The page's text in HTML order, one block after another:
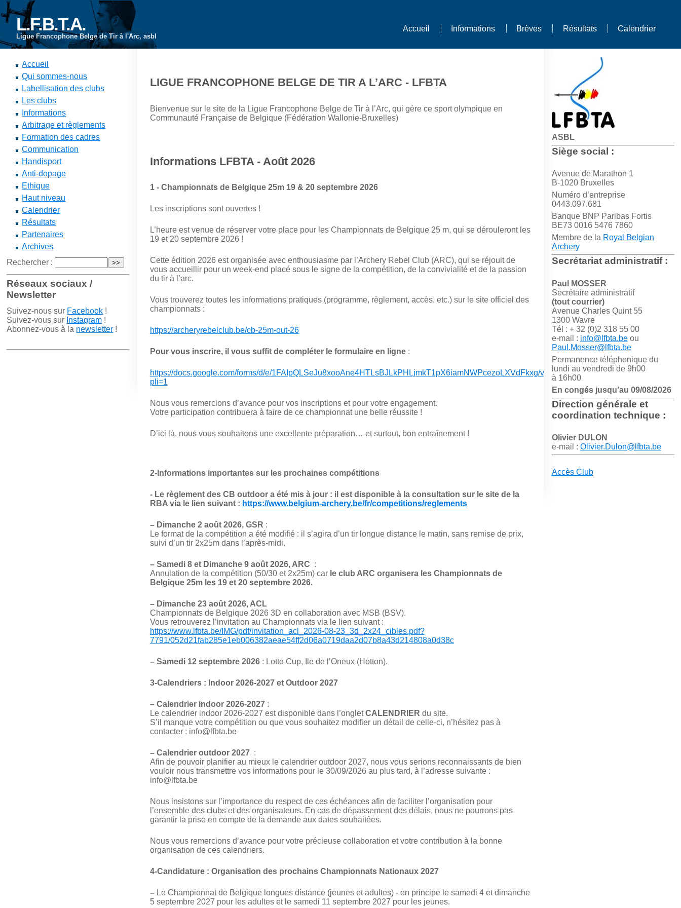
L.F.B.T.A.
Ligue Francophone Belge de Tir à l'Arc, asbl
Accueil Informations Brèves Résultats Calendrier
ASBL
Siège social :
Avenue de Marathon 1
B-1020 Bruxelles
Numéro d’entreprise
0443.097.681
Banque BNP Paribas Fortis
BE73 0016 5476 7860
Membre de la Royal Belgian
Archery
Secrétariat administratif :
Paul MOSSER
Secrétaire administratif
(tout courrier)
Avenue Charles Quint 55
1300 Wavre
Tél : + 32 (0)2 318 55 00
e-mail : info@lfbta.beou
Paul.Mosser@lfbta.be
Permanence téléphonique du
lundi au vendredi de 9h00
à 16h00
En congés jusqu’au 09/08/2026
Direction générale et
coordination technique :
Olivier DULON
e-mail : Olivier.Dulon@lfbta.be
Accès Club
Accueil
Qui sommes-nous
Labellisation des clubs
Les clubs
Informations
Arbitrage et règlements
Formation des cadres
Communication
Handisport
Anti-dopage
Ethique
Haut niveau
Calendrier
Résultats
Partenaires
Archives
Rechercher :
Réseaux sociaux /
Newsletter
Suivez-nous sur Facebook !
Suivez-vous sur Instagram !
Abonnez-vous à la newsletter !
LIGUE FRANCOPHONE BELGE DE TIR A L’ARC - LFBTA
Bienvenue sur le site de la Ligue Francophone Belge de Tir à l’Arc, qui gère ce sport olympique en
Communauté Française de Belgique (Fédération Wallonie-Bruxelles)
Informations LFBTA - Août 2026
1 - Championnats de Belgique 25m 19 & 20 septembre 2026
Les inscriptions sont ouvertes !
L’heure est venue de réserver votre place pour les Championnats de Belgique 25 m, qui se dérouleront les
19 et 20 septembre 2026 !
Cette édition 2026 est organisée avec enthousiasme par l’Archery Rebel Club (ARC), qui se réjouit de
vous accueillir pour un week-end placé sous le signe de la compétition, de la convivialité et de la passion
du tir à l’arc.
Vous trouverez toutes les informations pratiques (programme, règlement, accès, etc.) sur le site officiel des
championnats :
https://archeryrebelclub.be/cb-25m-out-26
Pour vous inscrire, il vous suffit de compléter le formulaire en ligne:
https://docs.google.com/forms/d/e/1FAIpQLSeJu8xooAne4HTLsBJLkPHLjmkT1pX6iamNWPcezoLXVdFkxg/viewform?
pli=1
Nous vous remercions d’avance pour vos inscriptions et pour votre engagement.
Votre participation contribuera à faire de ce championnat une belle réussite !
D’ici là, nous vous souhaitons une excellente préparation… et surtout, bon entraînement !
2-Informations importantes sur les prochaines compétitions
- Le règlement des CB outdoora été mis à jour : il est disponible à la consultation sur le site de la
RBA via le lien suivant : https://www.belgium-archery.be/fr/competitions/reglements
– Dimanche 2 août 2026, GSR :
Le format de la compétition a été modifié : il s’agira d’un tir longue distance le matin, sans remise de prix,
suivi d’un tir 2x25m dans l’après-midi.
– Samedi 8 et Dimanche 9 août 2026, ARC :
Annulation de la compétition (50/30 et 2x25m) car le club ARC organisera les Championnats de
Belgique 25m les 19 et 20 septembre 2026.
– Dimanche 23 août 2026, ACL
Championnats de Belgique 2026 3D en collaboration avec MSB (BSV).
Vous retrouverez l’invitation au Championnats via le lien suivant :
https://www.lfbta.be/IMG/pdf/invitation_acl_2026-08-23_3d_2x24_cibles.pdf?
7791/052d21fab285e1eb006382aeae54ff2d06a0719daa2d07b8a43d214808a0d38c
– Samedi 12 septembre 2026: Lotto Cup, Ile de l’Oneux (Hotton).
3-Calendriers : Indoor 2026-2027 et Outdoor 2027
– Calendrier indoor 2026-2027:
Le calendrier indoor 2026-2027 est disponible dans l’ongletCALENDRIER du site.
S’il manque votre compétition ou que vous souhaitez modifier un détail de celle-ci, n’hésitez pas à
contacter : info@lfbta.be
– Calendrier outdoor 2027 :
Afin de pouvoir planifier au mieux le calendrier outdoor 2027, nous vous serions reconnaissants de bien
vouloir nous transmettre vos informations pour le 30/09/2026 au plus tard, à l’adresse suivante :
info@lfbta.be
Nous insistons sur l’importance du respect de ces échéances afin de faciliter l’organisation pour
l’ensemble des clubs et des organisateurs. En cas de dépassement des délais, nous ne pourrons pas
garantir la prise en compte de la demande aux dates souhaitées.
Nous vous remercions d’avance pour votre précieuse collaboration et votre contribution à la bonne
organisation de ces calendriers.
4-Candidature : Organisation des prochains Championnats Nationaux 2027
–Le Championnat de Belgique longues distance (jeunes et adultes) - en principe le samedi 4 et dimanche
5 septembre 2027 pour les adultes et le samedi 11 septembre 2027 pour les jeunes.